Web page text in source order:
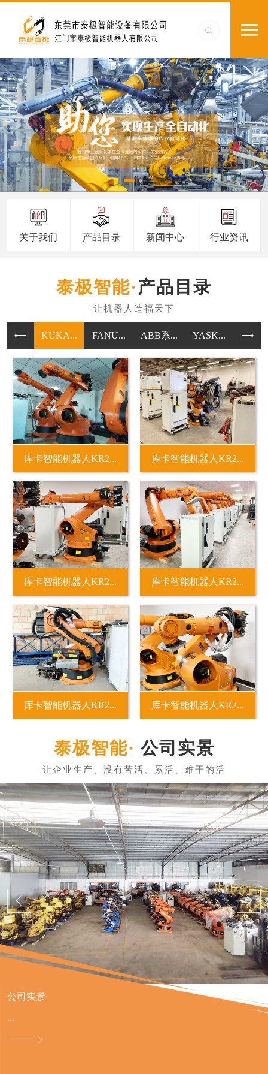
关于我们 产品目录 新闻中心 行业资讯
产品目录
KUKA... FANU... ABB系... YASK... 其他
库卡智能机器人KR2... 库卡智能机器人KR2...
库卡智能机器人KR2... 库卡智能机器人KR2...
库卡智能机器人KR2... 库卡智能机器人KR2...
公司实景
公司实景
...